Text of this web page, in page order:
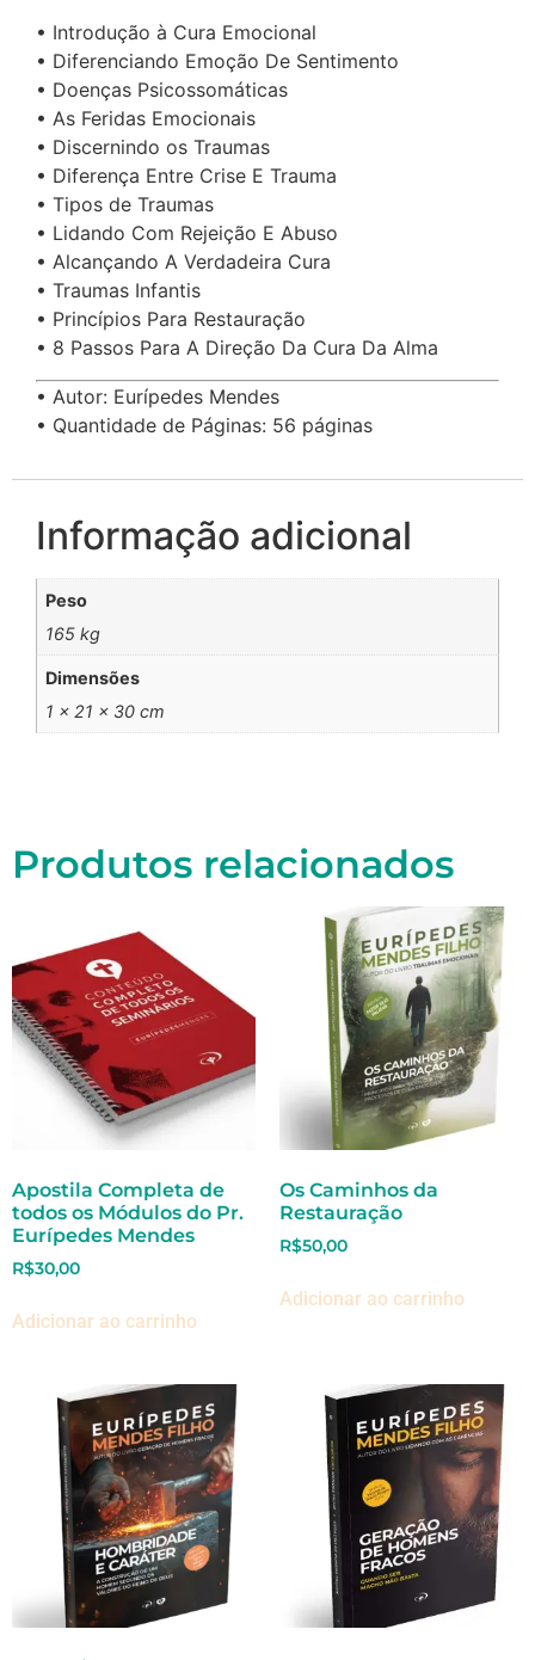
• Introdução à Cura Emocional
• Diferenciando Emoção De Sentimento
• Doenças Psicossomáticas
• As Feridas Emocionais
• Discernindo os Traumas
• Diferença Entre Crise E Trauma
• Tipos de Traumas
• Lidando Com Rejeição E Abuso
• Alcançando A Verdadeira Cura
• Traumas Infantis
• Princípios Para Restauração
• 8 Passos Para A Direção Da Cura Da Alma
• Autor: Eurípedes Mendes
• Quantidade de Páginas: 56 páginas
Informação adicional
Peso
165 kg
Dimensões
1 × 21 × 30 cm
Produtos relacionados
Apostila Completa de
todos os Módulos do Pr.
Eurípedes Mendes
R$30,00
Adicionar ao carrinho
Os Caminhos da
Restauração
R$50,00
Adicionar ao carrinho